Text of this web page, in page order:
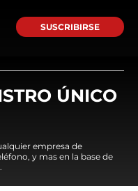
SUSCRIBIRSE
ÚNICO
empresa de
y mas en la base de